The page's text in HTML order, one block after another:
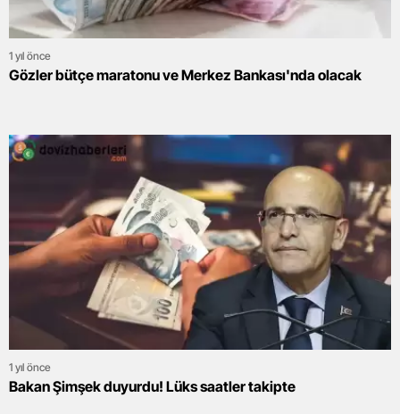
1 yıl önce
Gözler bütçe maratonu ve Merkez Bankası'nda olacak
1 yıl önce
Bakan Şimşek duyurdu! Lüks saatler takipte